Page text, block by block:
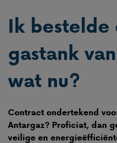
Ik bestelde
gastank
wat nu?
Contract ondertekend
Antargaz? Proficiat, dan
veilige en